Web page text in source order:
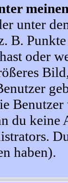
unter
B.
oder
du keine
haben).